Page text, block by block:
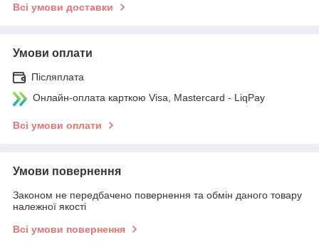
Всі умови доставки
Умови оплати
Післяплата
Онлайн-оплата карткою Visa, Mastercard - LiqPay
Всі умови оплати
Умови повернення
Законом не передбачено повернення та обмін даного товару
належної якості
Всі умови повернення